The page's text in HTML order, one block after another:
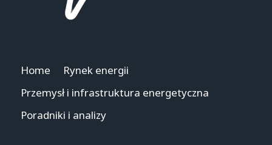
Home
Rynek energii
Przemysł i infrastruktura energetyczna
Poradniki i analizy